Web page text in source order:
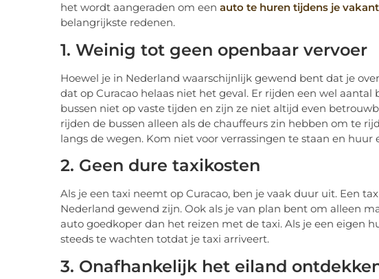
het wordt aangeraden om een auto te huren tijdens je
belangrijkste redenen.
1. Weinig tot geen openbaar vervoer
Hoewel je in Nederland waarschijnlijk gewend bent dat je
dat op Curacao helaas niet het geval. Er rijden een wel
bussen niet op vaste tijden en zijn ze niet altijd even
rijden de bussen alleen als de chauffeurs zin hebben om te
langs de wegen. Kom niet voor verrassingen te staan en huur
2. Geen dure taxikosten
Als je een taxi neemt op Curacao, ben je vaak duur uit. Een
Nederland gewend zijn. Ook als je van plan bent om alleen
auto goedkoper dan het reizen met de taxi. Als je een eigen
steeds te wachten totdat je taxi arriveert.
3. Onafhankelijk het eiland